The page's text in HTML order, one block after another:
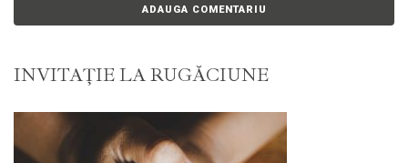
INVITAŢIE LA RUGĂCIUNE